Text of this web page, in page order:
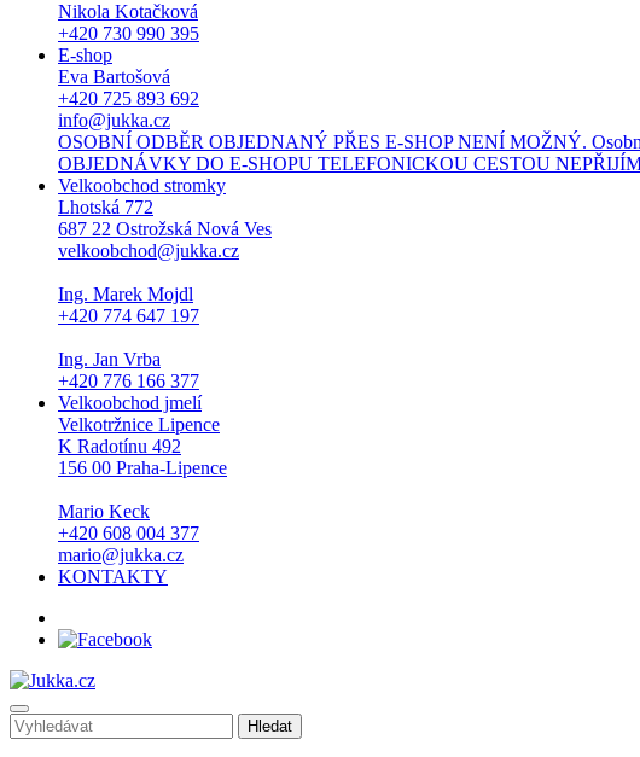
Nikola Kotačková
+420 730 990 395
E-shop
Eva Bartošová
+420 725 893 692
info@jukka.cz
OSOBNÍ ODBĚR OBJEDNANÝ PŘES E-SHOP NENÍ MOŽNÝ. Osobní
OBJEDNÁVKY DO E-SHOPU TELEFONICKOU CESTOU
Velkoobchod stromky
Lhotská 772
687 22 Ostrožská Nová Ves
velkoobchod@jukka.cz
Ing. Marek Mojdl
+420 774 647 197
Ing. Jan Vrba
+420 776 166 377
Velkoobchod jmelí
Velkotržnice Lipence
K Radotínu 492
156 00 Praha-Lipence
Mario Keck
+420 608 004 377
mario@jukka.cz
KONTAKTY